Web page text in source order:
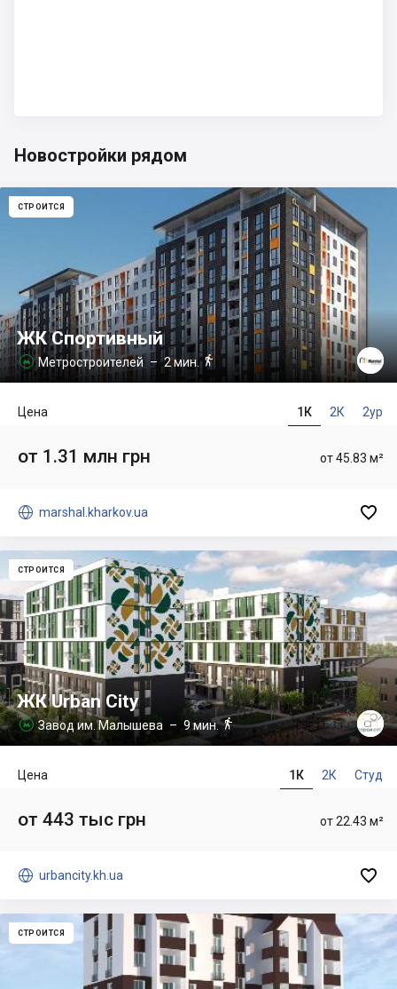
Новостройки рядом
СТРОИТСЯ
ЖК Спортивный
 Метростроителей– 2 мин. 
1К 2К 2ур
Цена
от 45.83 м²
от 1.31 млн грн
 marshal.kharkov.ua 
СТРОИТСЯ
ЖК Urban City
 Завод им. Малышева – 9 мин.
1К 2К Студ
Цена
от 22.43 м²
от 443 тыс грн
 urbancity.kh.ua 
СТРОИТСЯ